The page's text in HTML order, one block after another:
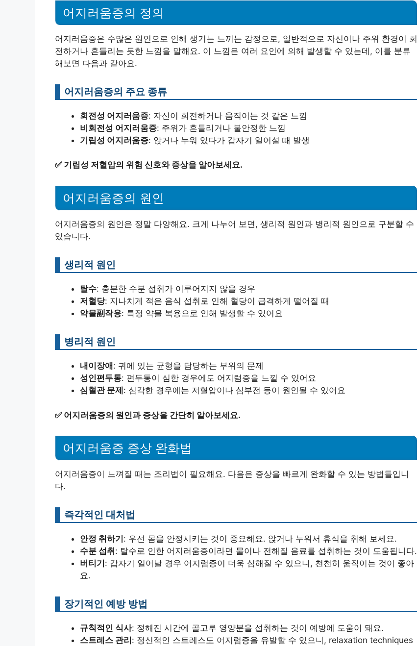
어지러움증의 정의
어지러움증은 수많은 원인으로 인해 생기는 느끼는 감정으로, 일반적으로 자신이나 주위 환경이 회
전하거나 흔들리는 듯한 느낌을 말해요. 이 느낌은 여러 요인에 의해 발생할 수 있는데, 이를 분류
해보면 다음과 같아요.
어지러움증의 주요 종류
회전성 어지러움증: 자신이 회전하거나 움직이는 것 같은 느낌
비회전성 어지러움증: 주위가 흔들리거나 불안정한 느낌
기립성 어지러움증: 앉거나 누워 있다가 갑자기 일어설 때 발생
✅ 기립성 저혈압의 위험 신호와 증상을 알아보세요.
어지러움증의 원인
어지러움증의 원인은 정말 다양해요. 크게 나누어 보면, 생리적 원인과 병리적 원인으로 구분할 수
있습니다.
생리적 원인
탈수: 충분한 수분 섭취가 이루어지지 않을 경우
저혈당: 지나치게 적은 음식 섭취로 인해 혈당이 급격하게 떨어질 때
약물副작용: 특정 약물 복용으로 인해 발생할 수 있어요
병리적 원인
내이장애 : 귀에 있는 균형을 담당하는 부위의 문제
성인편두통: 편두통이 심한 경우에도 어지럼증을 느낄 수 있어요
심혈관 문제 : 심각한 경우에는 저혈압이나 심부전 등이 원인될 수 있어요
✅ 어지러움증의 원인과 증상을 간단히 알아보세요.
어지러움증 증상 완화법
어지러움증이 느껴질 때는 조리법이 필요해요. 다음은 증상을 빠르게 완화할 수 있는 방법들입니
다.
즉각적인 대처법
안정 취하기 : 우선 몸을 안정시키는 것이 중요해요. 앉거나 누워서 휴식을 취해 보세요.
수분 섭취 : 탈수로 인한 어지러움증이라면 물이나 전해질 음료를 섭취하는 것이 도움됩니다.
버티기 : 갑자기 일어날 경우 어지럼증이 더욱 심해질 수 있으니, 천천히 움직이는 것이 좋아
요.
장기적인 예방 방법
규칙적인 식사: 정해진 시간에 골고루 영양분을 섭취하는 것이 예방에 도움이 돼요.
스트레스 관리 : 정신적인 스트레스도 어지럼증을 유발할 수 있으니, relaxation techniques